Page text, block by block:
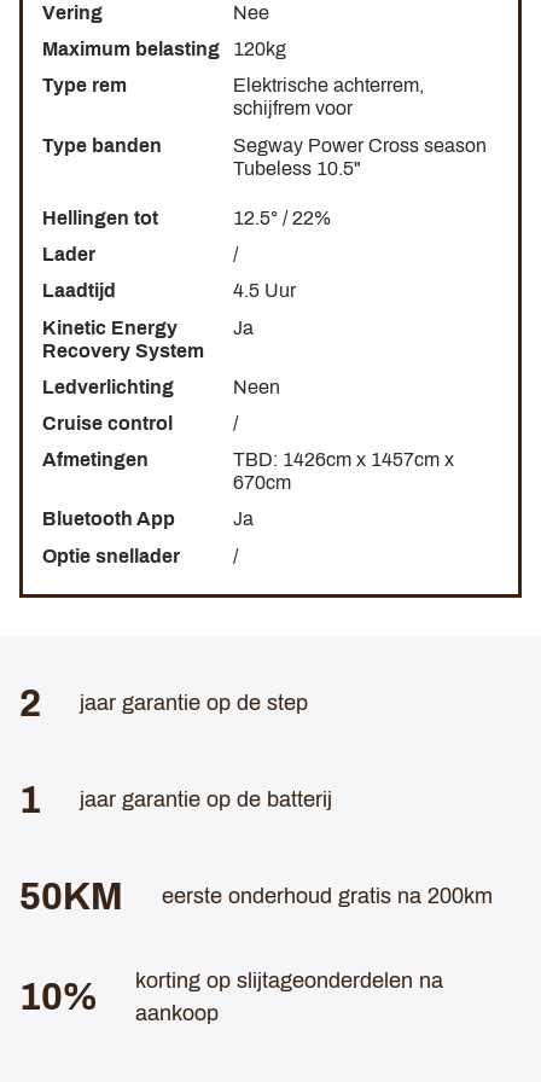
MAX G30.
10,5 inch tubeless bandvoor betere grip op nat
Een oplaadtijd van
4,5 uur.
serie. Niemand kan uw e-step die op straat geparkeerd
staat aanzetten!
dezelfde IP-classificatie als Ninebot MAX)
USB C-oplaadpoort op het dashboard
Vering
Nee
Maximum belasting
120kg
Type rem
Elektrische achterrem,
schijfrem voor
Type banden
Segway Power Cross season
Tubeless 10.5"
Hellingen tot
12.5° / 22%
Lader
/
Laadtijd
4.5 Uur
Kinetic Energy
Recovery System
Ja
Ledverlichting
Neen
Cruise control
/
Afmetingen
TBD: 1426cm x 1457cm x
670cm
Bluetooth App
Ja
Optie snellader
/
2 jaar garantie op de step
1 jaar garantie op de batterij
50KM eerste onderhoud gratis na 200km
10%
korting op slijtageonderdelen na
aankoop